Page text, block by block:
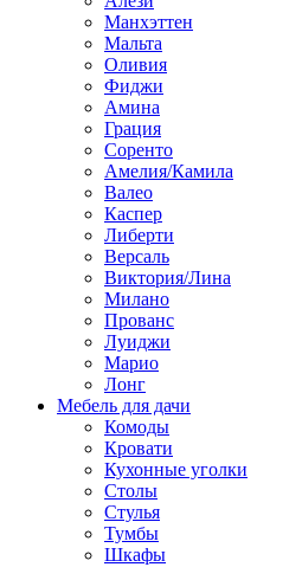
Манхэттен
Мальта
Оливия
Фиджи
Амина
Грация
Соренто
Амелия/Камила
Валео
Каспер
Либерти
Версаль
Виктория/Лина
Милано
Прованс
Луиджи
Марио
Лонг
Мебель для дачи
Комоды
Кровати
Кухонные уголки
Столы
Стулья
Тумбы
Шкафы